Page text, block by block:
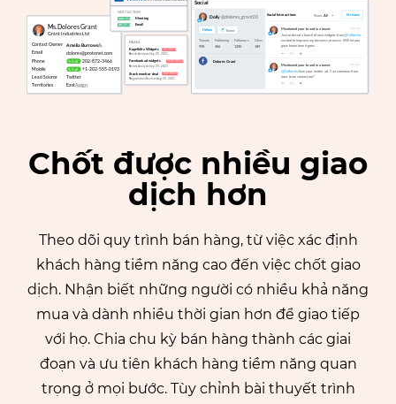
Chốt được nhiều giao
dịch hơn
Theo dõi quy trình bán hàng, từ việc xác định
khách hàng tiềm năng cao đến việc chốt giao
dịch. Nhận biết những người có nhiều khả năng
mua và dành nhiều thời gian hơn để giao tiếp
với họ. Chia chu kỳ bán hàng thành các giai
đoạn và ưu tiên khách hàng tiềm năng quan
trọng ở mọi bước. Tùy chỉnh bài thuyết trình